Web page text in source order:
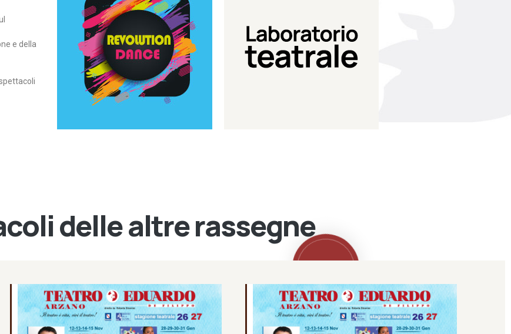
e della
Revolution Dance
Rassegna di danza
contemporanea – I Edizione
Continua
Laboratorio di teatro del
Teatro Eduardo de Filippo
delle altre rassegne